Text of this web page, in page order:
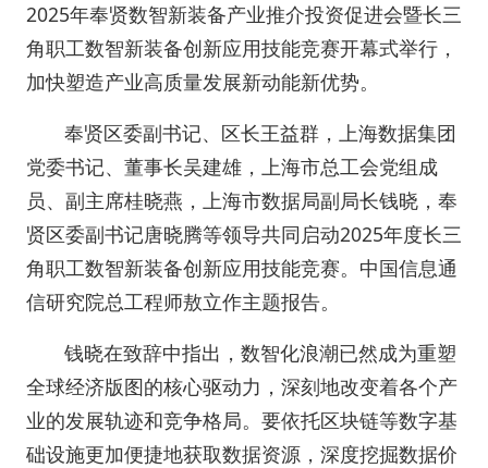
2025年奉贤数智新装备产业推介投资促进会暨长三
角职工数智新装备创新应用技能竞赛开幕式举行，
加快塑造产业高质量发展新动能新优势。
奉贤区委副书记、区长王益群，上海数据集团
党委书记、董事长吴建雄， 上海市总工会党组成
员、副主席桂晓燕， 上海市数据局副局长钱晓，奉
贤区委副书记唐晓腾等领导共同启动2025年度长三
角职工数智新装备创新应用技能竞赛。中国信息通
信研究院总工程师敖立作主题报告。
钱晓在致辞中指出，数智化浪潮已然成为重塑
全球经济版图的核心驱动力，深刻地改变着各个产
业的发展轨迹和竞争格局。要依托区块链等数字基
础设施更加便捷地获取数据资源，深度挖掘数据价